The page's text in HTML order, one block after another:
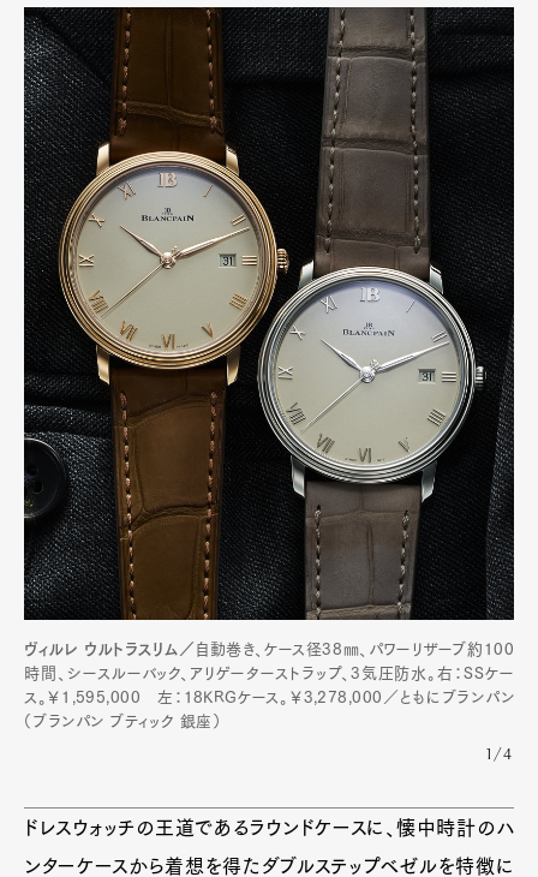
Art&DesignWatch Fashion
GourmetCars
Product CultureLifestyle
Pen Membership
Magazine
Official Columnist
About
Contact
Pen Meet
Pen international Pen tw
ヴィルレ ウルトラスリム／ 自動巻き、ケース径38㎜、パワーリザーブ約100
時間、シースルーバック、アリゲーターストラップ、3気圧防水。右：SSケー
ス。￥1,595,000 左：18KRGケース。￥3,278,000／ともにブランパン
（ブランパン ブティック 銀座）
1/4
ドレスウォッチの王道であるラウンドケースに、懐中時計のハ
ンターケースから着想を得たダブルステップベゼルを特徴に